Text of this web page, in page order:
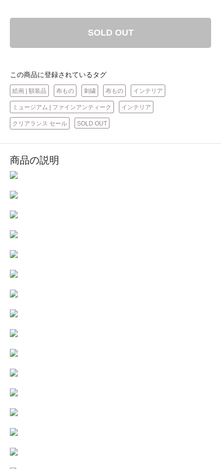
SOLD OUT
この商品に登録されているタグ
絵画 | 額装品 布もの 刺繍 布もの インテリア
ミュージアム | ファインアンティーク インテリア
クリアランス セール SOLD OUT
商品の説明